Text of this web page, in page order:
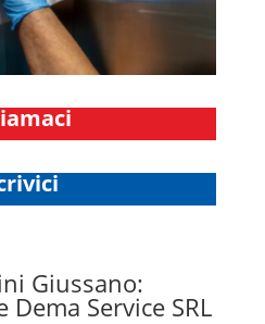
Giussano:
Dema Service SRL